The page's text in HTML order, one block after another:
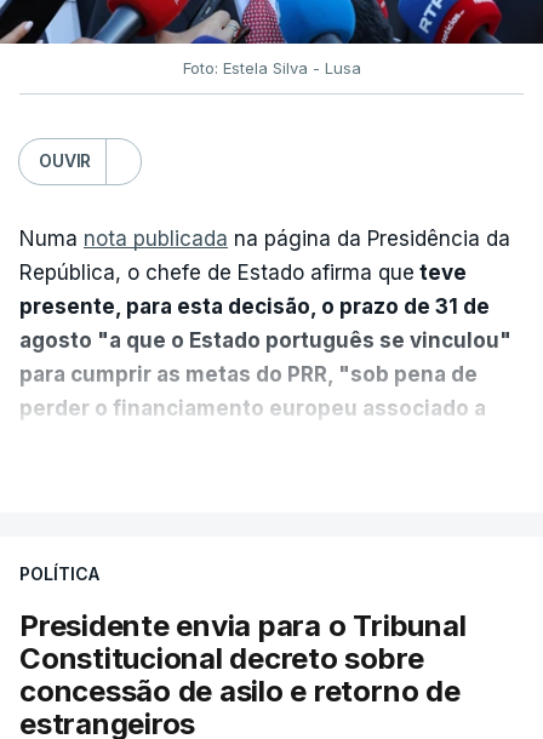
Foto: Estela Silva - Lusa
OUVIR
Numa nota publicada na página da Presidência da
República, o chefe de Estado afirma que teve
presente, para esta decisão, o prazo de 31 de
agosto "a que o Estado português se vinculou"
para cumprir as metas do PRR, "sob pena de
perder o financiamento europeu associado a
sistema mais simples, mais justo e transparente".
"Sempre que seja possível reduzir burocracias,
eliminar sobreposições e garantir que os apoios
chegam a quem mais necessita, estaremos a dar
POLÍTICA
Presidente envia para o Tribunal
Constitucional decreto sobre
concessão de asilo e retorno de
estrangeiros